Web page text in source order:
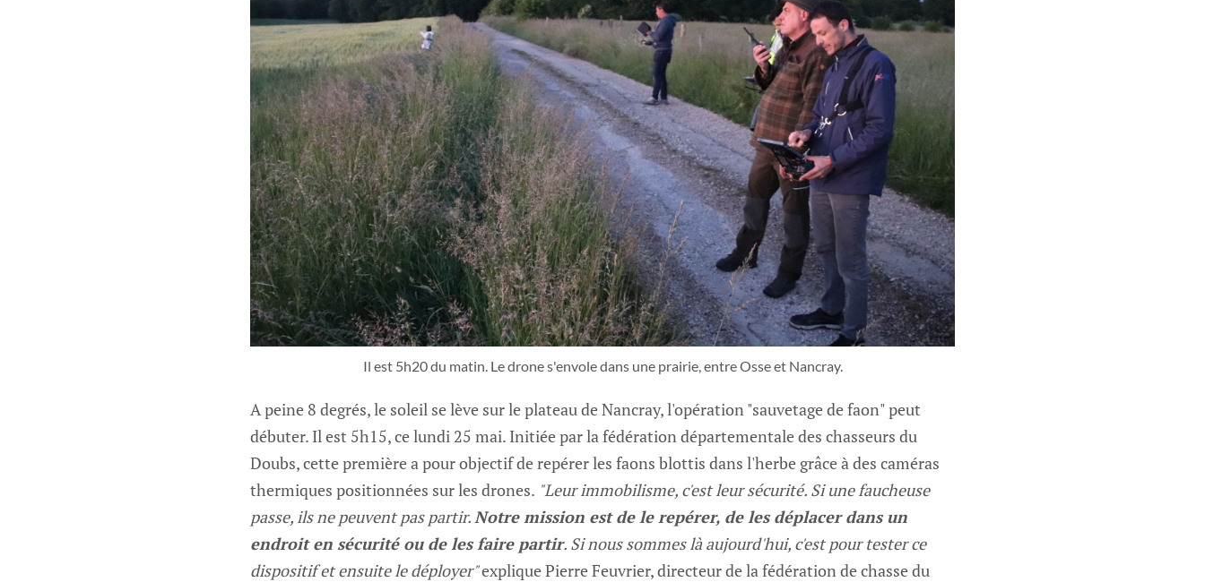
Il est 5h20 du matin. Le drone s'envole dans une prairie, entre Osse et Nancray.
A peine 8 degrés, le soleil se lève sur le plateau de Nancray, l'opération "sauvetage de faon" peut
débuter. Il est 5h15, ce lundi 25 mai. Initiée par la fédération départementale des chasseurs du
Doubs, cette première a pour objectif de repérer les faons blottis dans l'herbe grâce à des caméras
thermiques positionnées sur les drones. "Leur immobilisme, c'est leur sécurité. Si une faucheuse
passe, ils ne peuvent pas partir.Notre mission est de le repérer, de les déplacer dans un
endroit en sécurité ou de les faire partir. Si nous sommes là aujourd'hui, c'est pour tester ce
dispositif et ensuite le déployer"explique Pierre Feuvrier, directeur de la fédération de chasse du